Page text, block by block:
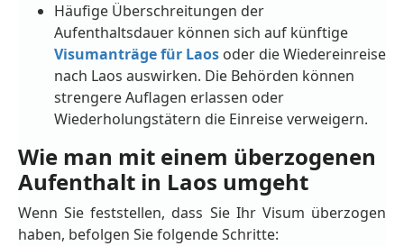
Häufige Überschreitungen der
Aufenthaltsdauer können sich auf künftige
Visumanträge für Laos oder die Wiedereinreise
nach Laos auswirken. Die Behörden können
strengere Auflagen erlassen oder
Wiederholungstätern die Einreise verweigern.
Wie man mit einem überzogenen
Aufenthalt in Laos umgeht
Wenn Sie feststellen, dass Sie Ihr Visum überzogen
haben, befolgen Sie folgende Schritte: